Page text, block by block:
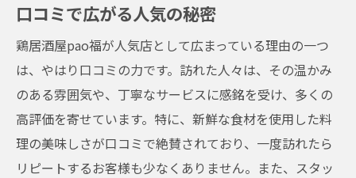
口コミで広がる人気の秘密
鶏居酒屋pao福が人気店として広まっている理由の一つ
は、やはり口コミの力です。訪れた人々は、その温かみ
のある雰囲気や、丁寧なサービスに感銘を受け、多くの
高評価を寄せています。特に、新鮮な食材を使用した料
理の美味しさが口コミで絶賛されており、一度訪れたら
リピートするお客様も少なくありません。また、スタッ